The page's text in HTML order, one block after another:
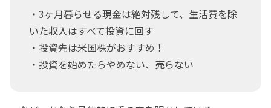
・3ヶ月暮らせる現金は絶対残して、生活費を除
いた収入はすべて投資に回す
・投資先は米国株がおすすめ！
・投資を始めたらやめない、売らない